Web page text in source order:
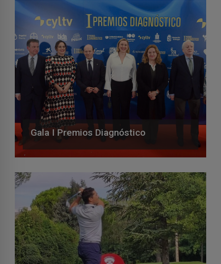
Gala I Premios Diagnóstico